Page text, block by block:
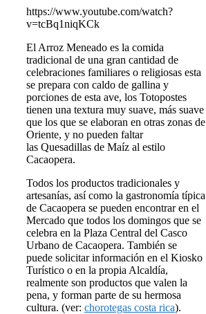
https://www.youtube.com/watch?
v=tcBq1niqKCk
El Arroz Meneado es la comida
tradicional de una gran cantidad de
celebraciones familiares o religiosas esta
se prepara con caldo de gallina y
porciones de esta ave, los Totopostes
tienen una textura muy suave, más suave
que los que se elaboran en otras zonas de
Oriente, y no pueden faltar
las Quesadillas de Maíz al estilo
Cacaopera.
Todos los productos tradicionales y
artesanías, así como la gastronomía típica
de Cacaopera se pueden encontrar en el
Mercado que todos los domingos que se
celebra en la Plaza Central del Casco
Urbano de Cacaopera. También se
puede solicitar información en el Kiosko
Turístico o en la propia Alcaldía,
realmente son productos que valen la
pena, y forman parte de su hermosa
cultura. (ver: chorotegas costa rica).